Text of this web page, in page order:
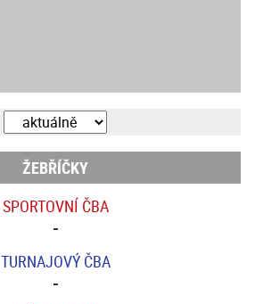
ŽEBŘÍČKY
SPORTOVNÍ ČBA
-
TURNAJOVÝ ČBA
-